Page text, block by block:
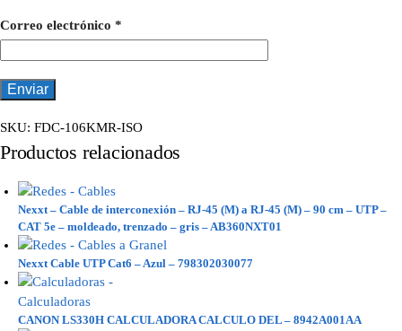
Correo electrónico *
SKU: FDC-106KMR-ISO
Productos relacionados
Nexxt – Cable de interconexión – RJ-45 (M) a RJ-45 (M) – 90 cm – UTP –
CAT 5e – moldeado, trenzado – gris – AB360NXT01
Nexxt Cable UTP Cat6 – Azul – 798302030077
CANON LS330H CALCULADORA CALCULO DEL – 8942A001AA